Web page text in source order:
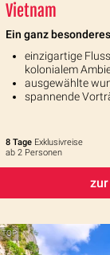
Vietnam
Ein ganz
einzigartige
kolonialem
ausgewählte
spannende
8 Tage Exklusivreise
ab 2 Personen
TOP